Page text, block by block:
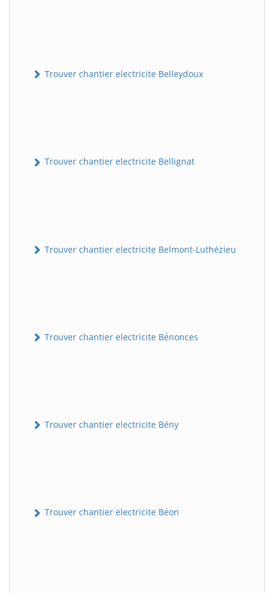
Trouver chantier electricite Belleydoux
Trouver chantier electricite Bellignat
Trouver chantier electricite Belmont-Luthézieu
Trouver chantier electricite Bénonces
Trouver chantier electricite Bény
Trouver chantier electricite Béon